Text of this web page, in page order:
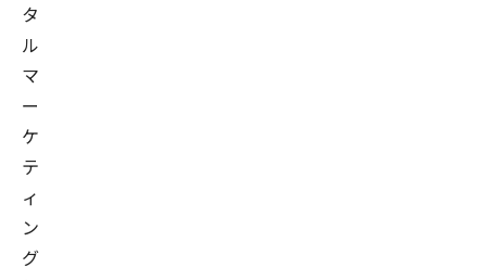
タ
ル
マ
ー
ケ
テ
ィ
ン
グ